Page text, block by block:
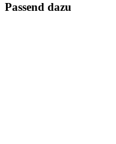
Passend dazu